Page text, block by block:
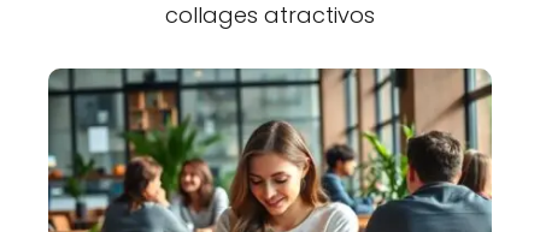
collages atractivos